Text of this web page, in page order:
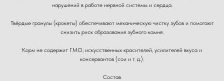
нарушений в работе нервной системы и сердца.
Твёрдые гранулы (крокеты) обеспечивают механическую чистку зубов и помогают
снизить риск образования зубного камня.
Корм не содержит ГМО, искусственных красителей, усилителей вкуса и
консервантов (сои и т. д.).
Состав